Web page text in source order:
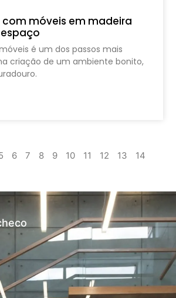
com móveis em madeira
é um dos passos mais
criação de um ambiente bonito,
6 7 8 9 10 11 12 13 14